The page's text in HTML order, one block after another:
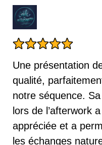
Une présentation
qualité,
notre séquence.
lors de l’afterwork
appréciée et a
les échanges